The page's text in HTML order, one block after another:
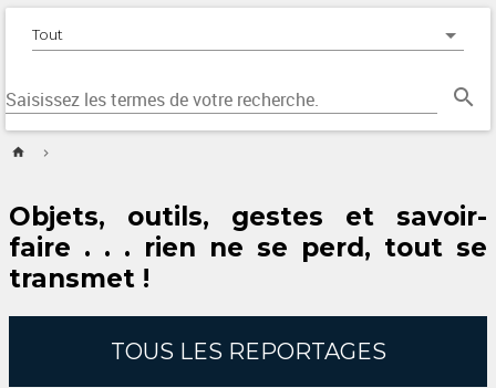
Tout
Saisissez les termes de votre recherche. search
home chevron_right
Objets, outils, gestes et savoir-
faire . . . rien ne se perd, tout se
transmet !
TOUS LES REPORTAGES